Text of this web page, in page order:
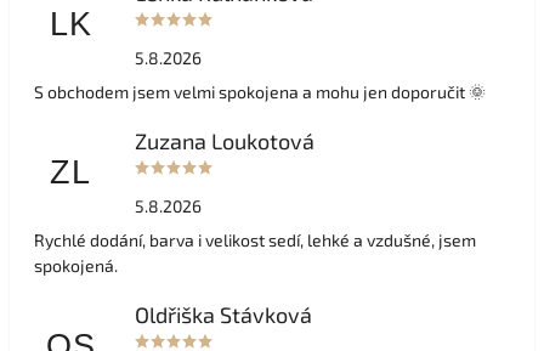
LK
5.8.2026
S obchodem jsem velmi spokojena a mohu jen doporučit 🌞
ZL
Zuzana Loukotová
5.8.2026
Rychlé dodání, barva i velikost sedí, lehké a vzdušné, jsem
spokojená.
Oldřiška Stávková